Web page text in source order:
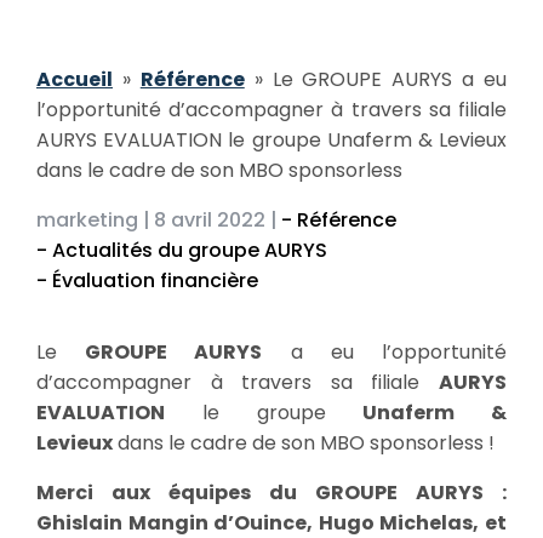
Accueil » Référence» Le GROUPE AURYS a eu
l’opportunité d’accompagner à travers sa filiale
AURYS EVALUATION le groupe Unaferm & Levieux
dans le cadre de son MBO sponsorless
marketing | 8 avril 2022 | - Référence
- Actualités du groupe AURYS
- Évaluation financière
Le GROUPE AURYS a eu l’opportunité
d’accompagner à travers sa filiale AURYS
EVALUATION le groupe Unaferm &
Levieuxdans le cadre de son MBO sponsorless !
Merci aux équipes du GROUPE AURYS :
Ghislain Mangin d’Ouince, Hugo Michelas, et